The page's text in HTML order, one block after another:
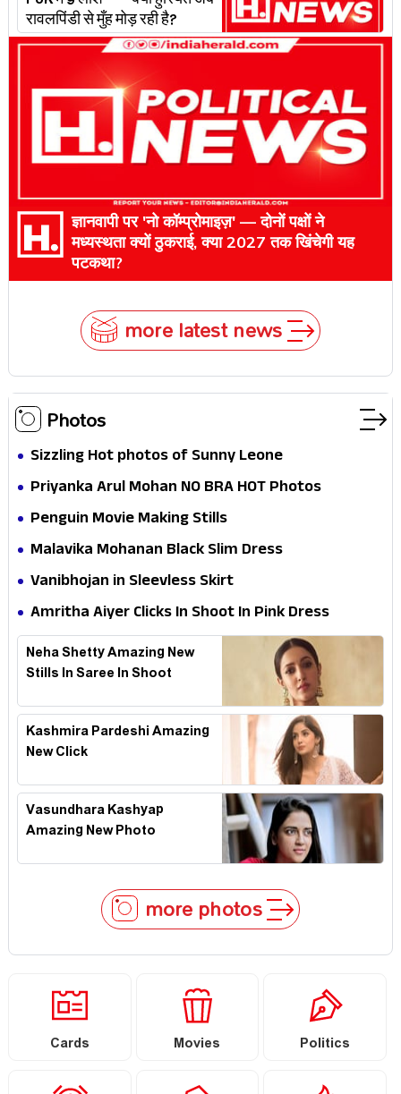
रावलपिंडी से मुँह मोड़ रही है?
ज्ञानवापी पर 'नो कॉम्प्रोमाइज़' — दोनों पक्षों ने
मध्यस्थता क्यों ठुकराई, क्या 2027 तक खिंचेगी यह
पटकथा?
more latest news
Photos
Sizzling Hot photos of Sunny Leone
Priyanka Arul Mohan NO BRA HOT Photos
Penguin Movie Making Stills
Malavika Mohanan Black Slim Dress
Vanibhojan in Sleevless Skirt
Amritha Aiyer Clicks In Shoot In Pink Dress
Neha Shetty Amazing New
Stills In Saree In Shoot
Kashmira Pardeshi Amazing
New Click
Vasundhara Kashyap
Amazing New Photo
more photos
Cards Movies Politics